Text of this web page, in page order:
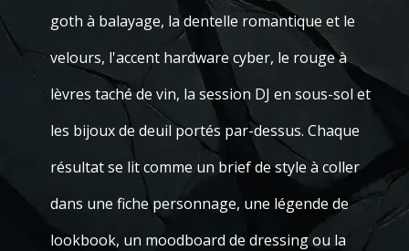
goth à balayage, la dentelle romantique et le
velours, l'accent hardware cyber, le rouge à
lèvres taché de vin, la session DJ en sous-sol et
les bijoux de deuil portés par-dessus. Chaque
résultat se lit comme un brief de style à coller
dans une fiche personnage, une légende de
lookbook, un moodboard de dressing ou la